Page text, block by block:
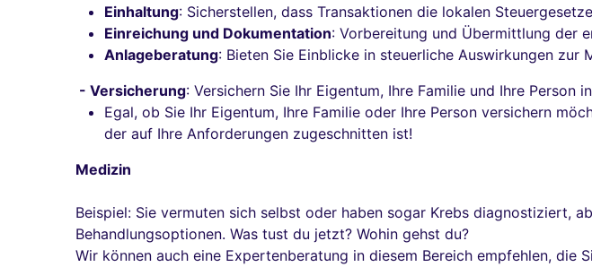
Einhaltung: Sicherstellen, dass Transaktionen die lokalen
Einreichung und Dokumentation: Vorbereitung und Übermittlung der
Anlageberatung: Bieten Sie Einblicke in steuerliche Auswirkungen zur
- Versicherung: Versichern Sie Ihr Eigentum, Ihre Familie und Ihre Person
Egal, ob Sie Ihr Eigentum, Ihre Familie oder Ihre Person versichern
der auf Ihre Anforderungen zugeschnitten ist!
Medizin
Beispiel: Sie vermuten sich selbst oder haben sogar Krebs diagnostiziert,
Behandlungsoptionen. Was tust du jetzt? Wohin gehst du?
Wir können auch eine Expertenberatung in diesem Bereich empfehlen,